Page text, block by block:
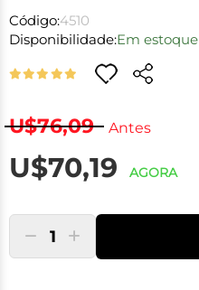
Código:4510
Disponibilidade:Em estoque
U$76,09 Antes
U$70,19 AGORA
1